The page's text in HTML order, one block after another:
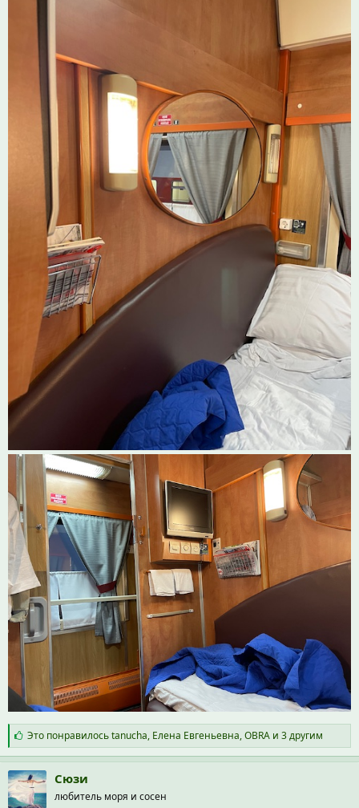
С
и
м
п
а
т
Это понравилосьtanucha, Елена Евгеньевна,OBRAи 3 другим
Сюзи
любитель моря и сосен